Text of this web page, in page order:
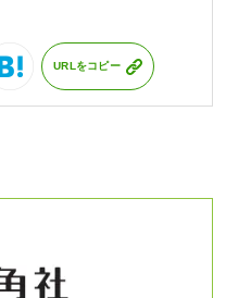
URLをコピー